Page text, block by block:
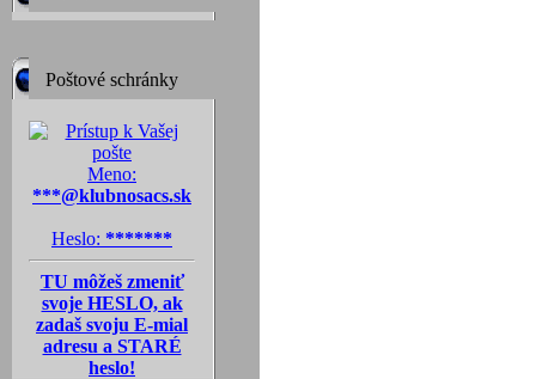
Poštové schránky
Meno:
***@klubnosacs.sk
Heslo: *******
TU môžeš zmeniť
svoje HESLO, ak
zadaš svoju E-mial
adresu a STARÉ
heslo!